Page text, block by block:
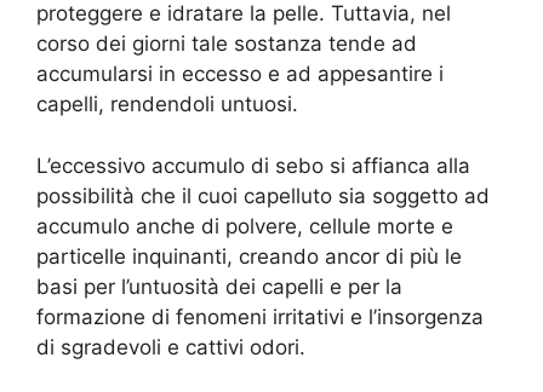
proteggere e idratare la pelle. Tuttavia, nel
corso dei giorni tale sostanza tende ad
accumularsi in eccesso e ad appesantire i
capelli, rendendoli untuosi.
L’eccessivo accumulo di sebo si affianca alla
possibilità che il cuoi capelluto sia soggetto ad
accumulo anche di polvere, cellule morte e
particelle inquinanti, creando ancor di più le
basi per l’untuosità dei capelli e per la
formazione di fenomeni irritativi e l’insorgenza
di sgradevoli e cattivi odori.